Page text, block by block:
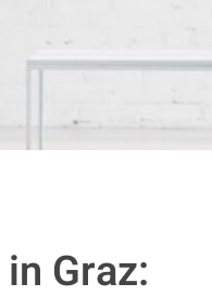
in Graz: